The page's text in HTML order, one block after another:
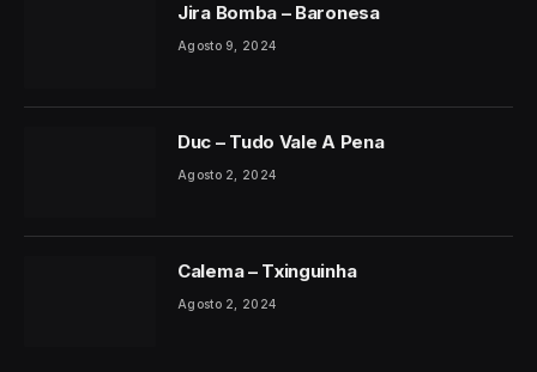
Jira Bomba – Baronesa
Agosto 9, 2024
Duc – Tudo Vale A Pena
Agosto 2, 2024
Calema – Txinguinha
Agosto 2, 2024